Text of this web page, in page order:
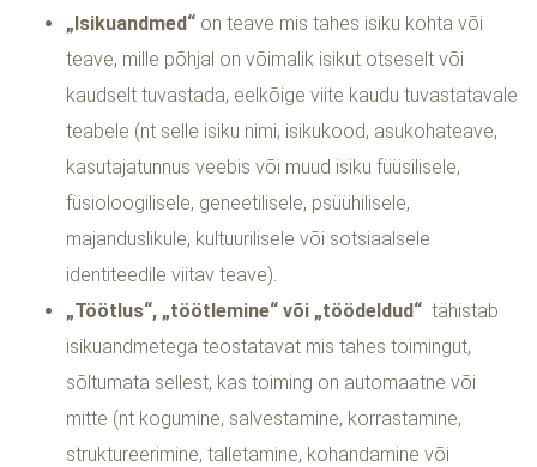
„Isikuandmed“ on teave mis tahes isiku kohta või
teave, mille põhjal on võimalik isikut otseselt või
kaudselt tuvastada, eelkõige viite kaudu tuvastatavale
teabele (nt selle isiku nimi, isikukood, asukohateave,
kasutajatunnus veebis või muud isiku füüsilisele,
füsioloogilisele, geneetilisele, psüühilisele,
majanduslikule, kultuurilisele või sotsiaalsele
identiteedile viitav teave).
„Töötlus“, „töötlemine“ või „töödeldud“ tähistab
isikuandmetega teostatavat mis tahes toimingut,
sõltumata sellest, kas toiming on automaatne või
mitte (nt kogumine, salvestamine, korrastamine,
struktureerimine, talletamine, kohandamine või